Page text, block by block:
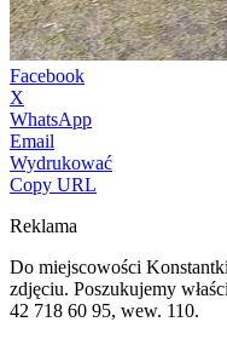
Facebook
X
WhatsApp
Email
Wydrukować
Copy URL
Reklama
Do miejscowości
zdjęciu. Poszukujemy
42 718 60 95, wew. 110.